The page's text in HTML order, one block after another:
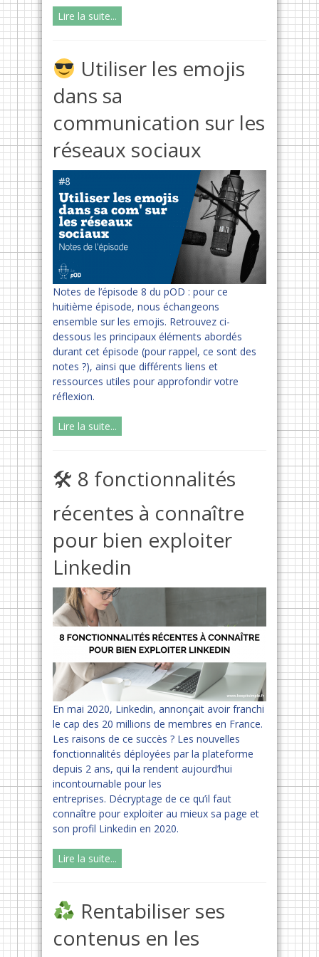
Lire la suite...
Utiliser les emojis
dans sa
communication sur les
réseaux sociaux
Notes de l’épisode 8 du pOD : pour ce
huitième épisode, nous échangeons
ensemble sur les emojis. Retrouvez ci-
dessous les principaux éléments abordés
durant cet épisode (pour rappel, ce sont des
notes ?), ainsi que différents liens et
ressources utiles pour approfondir votre
réflexion.
Lire la suite...
🛠 8 fonctionnalités
récentes à connaître
pour bien exploiter
Linkedin
En mai 2020, Linkedin, annonçait avoir franchi
le cap des 20 millions de membres en France.
Les raisons de ce succès ? Les nouvelles
fonctionnalités déployées par la plateforme
depuis 2 ans, qui la rendent aujourd’hui
incontournable pour les
entreprises. Décryptage de ce qu’il faut
connaître pour exploiter au mieux sa page et
son profil Linkedin en 2020.
Lire la suite...
Rentabiliser ses
contenus en les